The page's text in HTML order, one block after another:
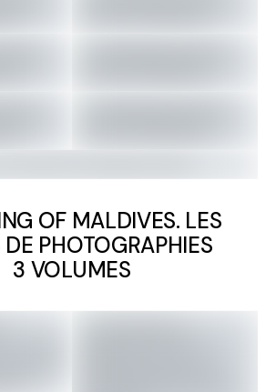
OF MALDIVES. LES
DE PHOTOGRAPHIES
3 VOLUMES